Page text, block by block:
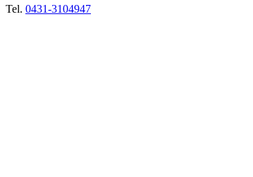
Tel. 0431-3104947